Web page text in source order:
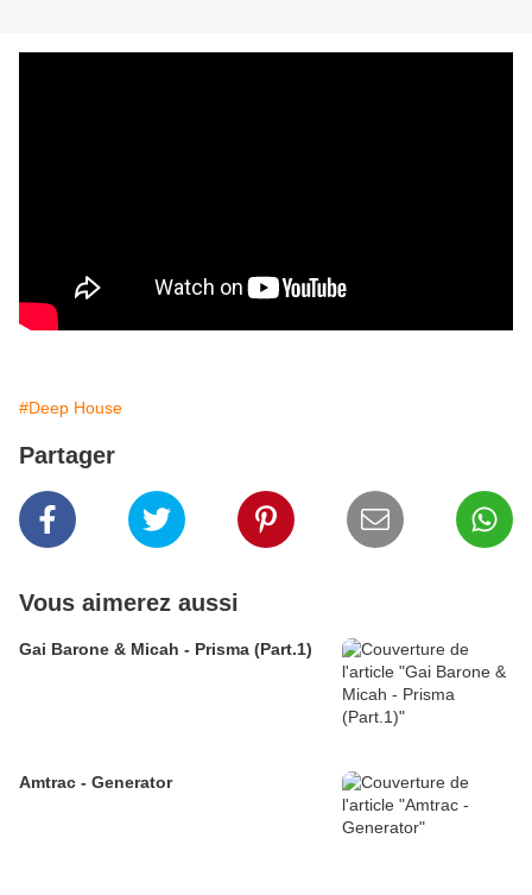
#Deep House
Partager
Vous aimerez aussi
Gai Barone & Micah - Prisma (Part.1)
Amtrac - Generator